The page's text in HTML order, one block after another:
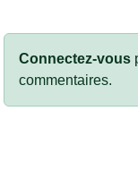
Connectez-vous
commentaires.